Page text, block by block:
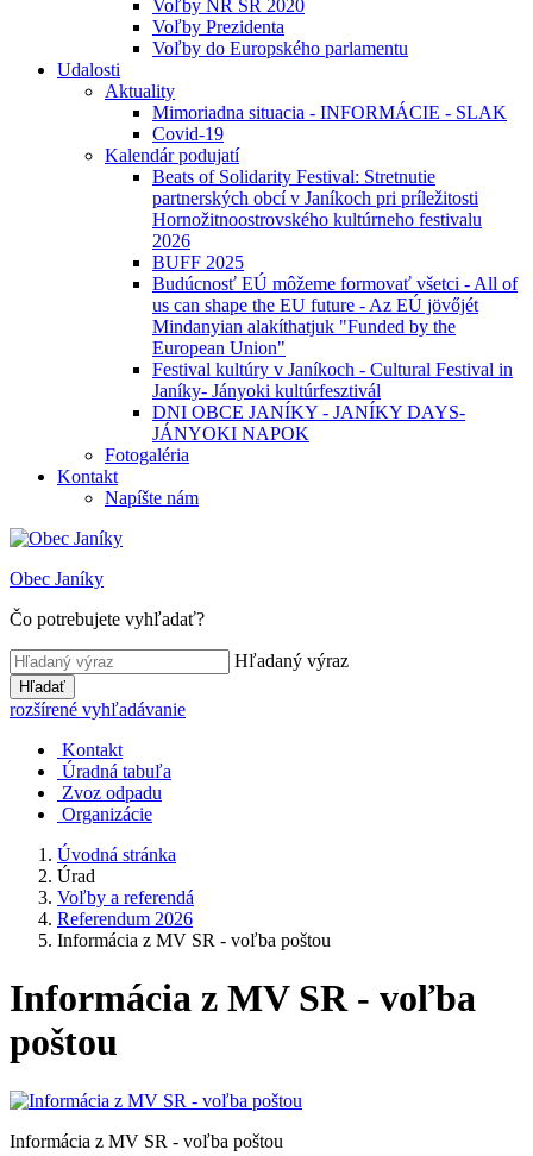
Voľby NR SR 2020
Voľby Prezidenta
Voľby do Europského parlamentu
Udalosti
Aktuality
Mimoriadna situacia - INFORMÁCIE - SLAK
Covid-19
Kalendár podujatí
Beats of Solidarity Festival: Stretnutie
partnerských obcí v Janíkoch pri príležitosti
Hornožitnoostrovského kultúrneho festivalu
2026
BUFF 2025
Budúcnosť EÚ môžeme formovať všetci - All of
us can shape the EU future - Az EÚ jövőjét
Mindanyian alakíthatjuk "Funded by the
European Union"
Festival kultúry v Janíkoch - Cultural Festival in
Janíky- Jányoki kultúrfesztivál
DNI OBCE JANÍKY - JANÍKY DAYS-
JÁNYOKI NAPOK
Fotogaléria
Kontakt
Napíšte nám
Obec Janíky
Čo potrebujete vyhľadať?
Hľadaný výraz
Hľadať
rozšírené vyhľadávanie
Kontakt
Úradná tabuľa
Zvoz odpadu
Organizácie
Úvodná stránka
Úrad
Voľby a referendá
Referendum 2026
Informácia z MV SR - voľba poštou
Informácia z MV SR - voľba
poštou
Informácia z MV SR - voľba poštou